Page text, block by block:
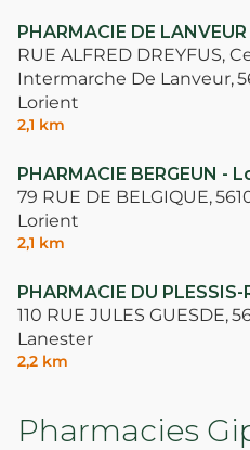
PHARMACIE DE
RUE ALFRED DREYFUS,
Intermarche De Lanveur,
Lorient
2,1 km
PHARMACIE BERGEUN -
79 RUE DE BELGIQUE,
Lorient
2,1 km
PHARMACIE DU
110 RUE JULES GUESDE,
Lanester
2,2 km
Pharmacies